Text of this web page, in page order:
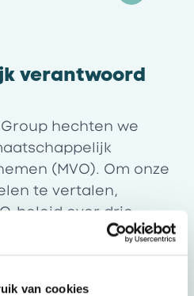
van cookies
verantwoord
hechten we
(MVO). Om onze
te vertalen,
beleid over drie
medewerkers, zorgen
voor positieve